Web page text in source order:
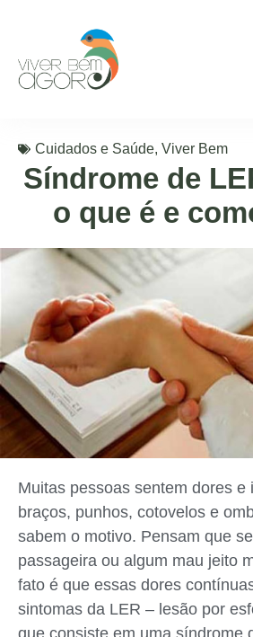
Cuidados e Saúde, Viver Bem
Síndrome de
o que é e
Muitas pessoas sentem dores e
braços, punhos, cotovelos e
sabem o motivo. Pensam que
passageira ou algum mau jeito
fato é que essas dores
sintomas da LER – lesão por